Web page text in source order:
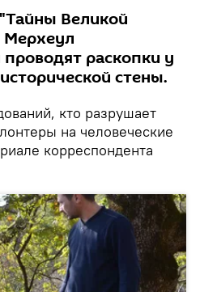
Великой
Мерхеул
раскопки у
стены.
кто разрушает
на человеческие
корреспондента